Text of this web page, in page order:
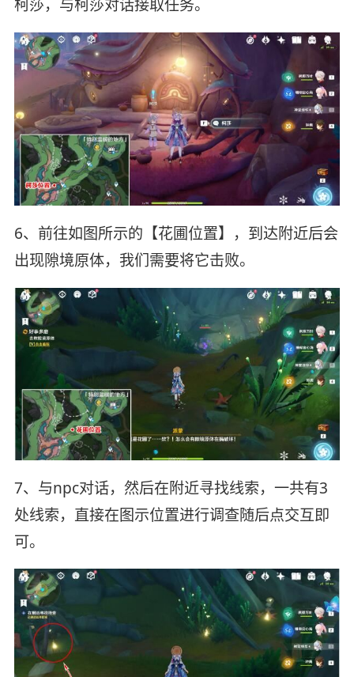
柯莎，与柯莎对话接取任务。
6、前往如图所示的【花圃位置】，到达附近后会
出现隙境原体，我们需要将它击败。
7、与npc对话，然后在附近寻找线索，一共有3
处线索，直接在图示位置进行调查随后点交互即
可。